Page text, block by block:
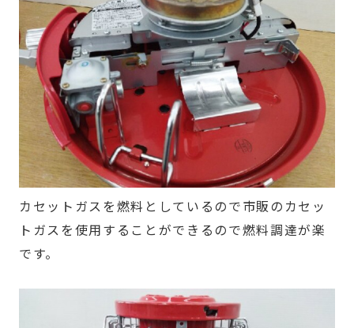
カセットガスを燃料としているので市販のカセッ
トガスを使用することができるので燃料調達が楽
です。